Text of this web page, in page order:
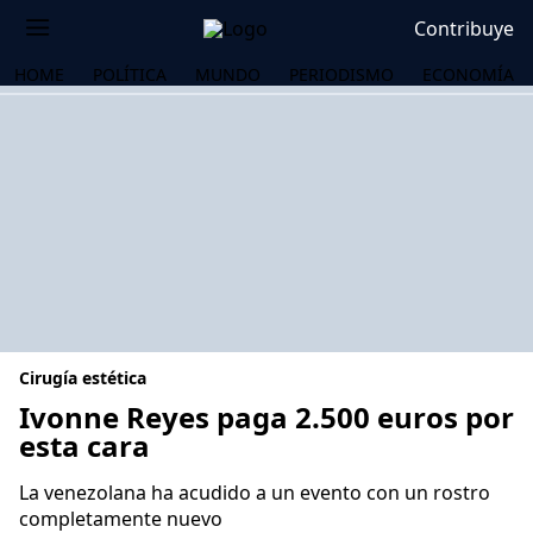
Contribuye
HOME POLÍTICA MUNDO PERIODISMO ECONOMÍA
Cirugía estética
Ivonne Reyes paga 2.500 euros por
esta cara
La venezolana ha acudido a un evento con un rostro
completamente nuevo